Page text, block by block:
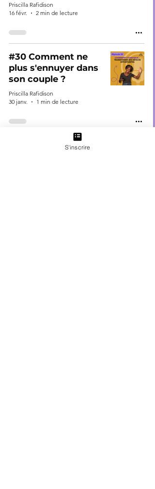
Priscilla Rafidison
16 févr.
2 min de lecture
#30 Comment ne
plus s'ennuyer dans
son couple ?
Priscilla Rafidison
30 janv.
1 min de lecture
S'inscrire